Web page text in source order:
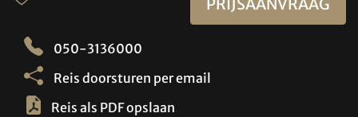
PRIJSAANVRAAG
050-3136000
Reis doorsturen per email
Reis als PDF opslaan